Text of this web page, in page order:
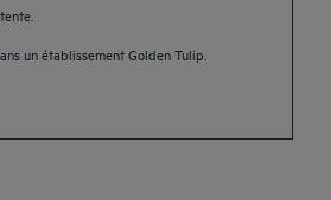
un établissement Golden Tulip.